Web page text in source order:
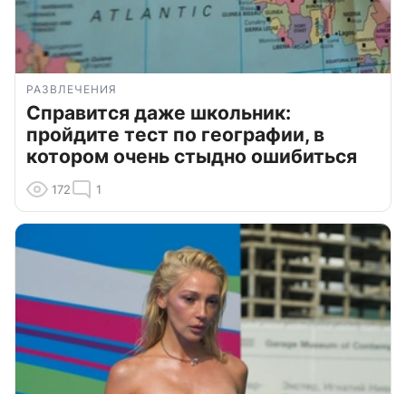
РАЗВЛЕЧЕНИЯ
Справится даже школьник:
пройдите тест по географии, в
котором очень стыдно ошибиться
172 1